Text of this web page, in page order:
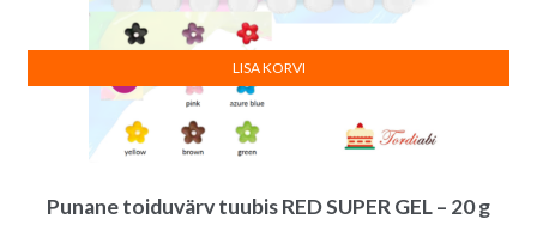
Punane toiduvärv tuubis RED SUPER GEL – 20 g
LISA KORVI